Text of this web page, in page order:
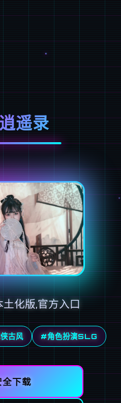
遥录
化版,官方入口
古风 #角色扮演SLG
全下载